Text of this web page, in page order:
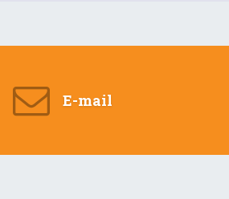
E-mail